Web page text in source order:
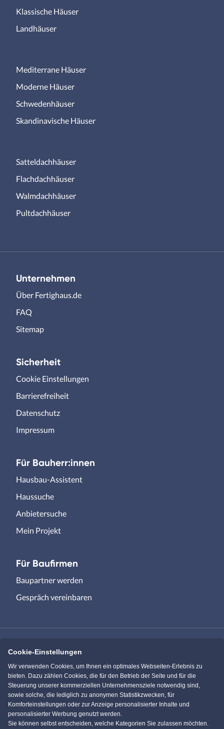
Klassische Häuser
Landhäuser
Mediterrane Häuser
Moderne Häuser
Schwedenhäuser
Skandinavische Häuser
Satteldachhäuser
Flachdachhäuser
Walmdachhäuser
Pultdachhäuser
Unternehmen
Über Fertighaus.de
FAQ
Sitemap
Sicherheit
Cookie Einstellungen
Barrierefreiheit
Datenschutz
Impressum
Für Bauherr:innen
Hausbau-Assistent
Haussuche
Anbietersuche
Mein Projekt
Für Baufirmen
Baupartner werden
Gespräch vereinbaren
Immowelt.de Bauen.de
Massivhaus.de Bungalow.de
Einfamilienhaus.de
Cookie-Einstellungen
Wir verwenden Cookies, um Ihnen ein optimales Webseiten-Erlebnis zu
bieten. Dazu zählen Cookies, die für den Betrieb der Seite und für die
Steuerung unserer kommerziellen Unternehmensziele notwendig sind,
sowie solche, die lediglich zu anonymen Statistikzwecken, für
Komforteinstellungen oder zur Anzeige personalisierter Inhalte und
personalisierter Werbung genutzt werden.
Sie können selbst entscheiden, welche Kategorien Sie zulassen möchten.